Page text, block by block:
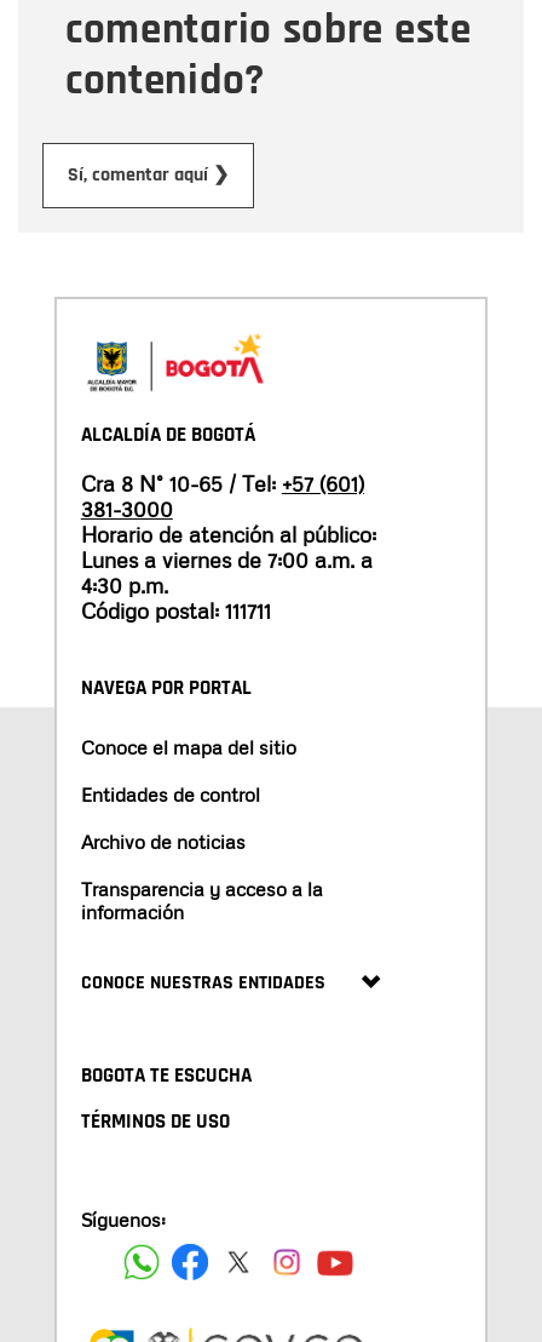
comentario sobre este
contenido?
Sí, comentar aquí ❯
ALCALDÍA DE BOGOTÁ
Cra 8 N° 10-65 / Tel: +57 (601)
381-3000
Horario de atención al público:
Lunes a viernes de 7:00 a.m. a
4:30 p.m.
Código postal: 111711
NAVEGA POR PORTAL
Conoce el mapa del sitio
Entidades de control
Archivo de noticias
Transparencia y acceso a la
información
CONOCE NUESTRAS ENTIDADES
BOGOTA TE ESCUCHA
TÉRMINOS DE USO
Síguenos: